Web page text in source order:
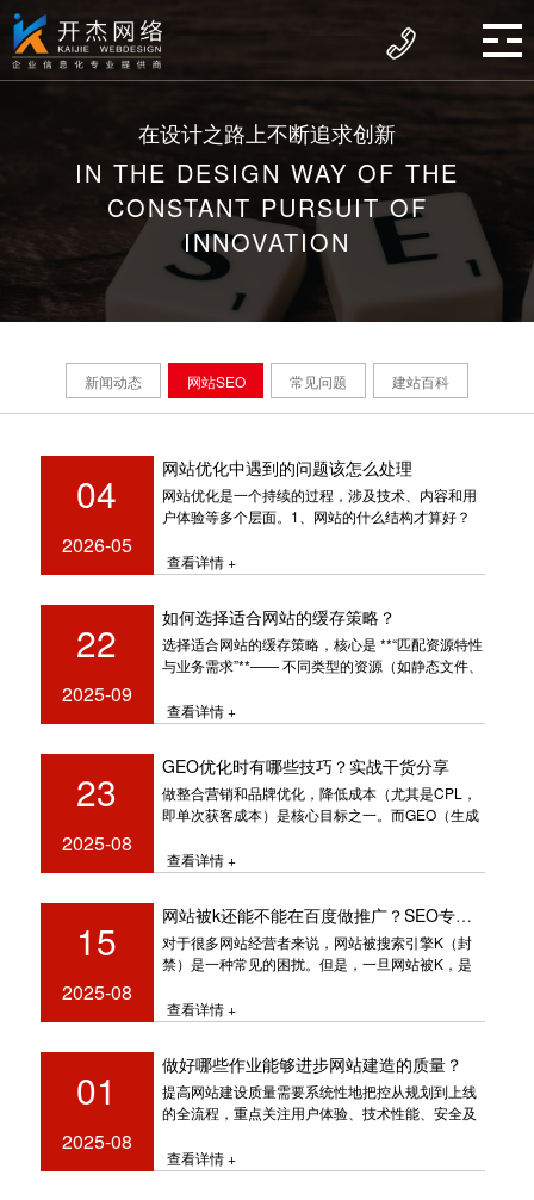
在设计之路上不断追求创新
IN THE DESIGN WAY OF THE
CONSTANT PURSUIT OF
INNOVATION
新闻动态 网站SEO 常见问题 建站百科
04
2026-05
网站优化中遇到的问题该怎么处理
网站优化是一个持续的过程，涉及技术、内容和用
户体验等多个层面。1、网站的什么结构才算好？
查看详情 +
22
2025-09
如何选择适合网站的缓存策略？
选择适合网站的缓存策略，核心是 **“匹配资源特性
与业务需求”**—— 不同类型的资源（如静态文件、
查看详情 +
23
2025-08
GEO优化时有哪些技巧？实战干货分享
做整合营销和品牌优化，降低成本（尤其是CPL，
即单次获客成本）是核心目标之一。而GEO（生成
查看详情 +
15
2025-08
网站被k还能不能在百度做推广？SEO专家解答你的疑问！
对于很多网站经营者来说，网站被搜索引擎K（封
禁）是一种常见的困扰。但是，一旦网站被K，是
查看详情 +
01
2025-08
做好哪些作业能够进步网站建造的质量？
提高网站建设质量需要系统性地把控从规划到上线
的全流程，重点关注用户体验、技术性能、安全及
查看详情 +